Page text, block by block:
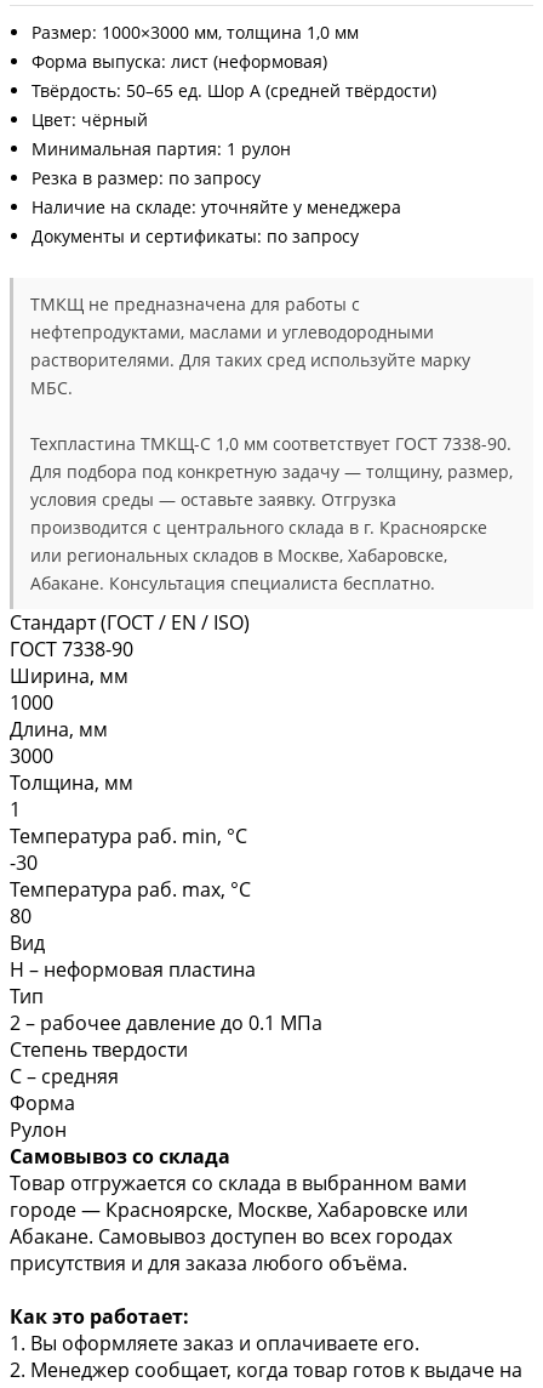
Размер: 1000×3000 мм, толщина 1,0 мм
Форма выпуска: лист (неформовая)
Твёрдость: 50–65 ед. Шор А (средней твёрдости)
Цвет: чёрный
Минимальная партия: 1 рулон
Резка в размер: по запросу
Наличие на складе: уточняйте у менеджера
Документы и сертификаты: по запросу
ТМКЩ не предназначена для работы с
нефтепродуктами, маслами и углеводородными
растворителями. Для таких сред используйте марку
МБС.
Техпластина ТМКЩ-С 1,0 мм соответствует ГОСТ 7338-90.
Для подбора под конкретную задачу — толщину, размер,
условия среды — оставьте заявку. Отгрузка
производится с центрального склада в г. Красноярске
или региональных складов в Москве, Хабаровске,
Абакане. Консультация специалиста бесплатно.
Стандарт (ГОСТ / EN / ISO)
ГОСТ 7338-90
Ширина, мм
1000
Длина, мм
3000
Толщина, мм
1
Температура раб. min, °C
-30
Температура раб. max, °C
80
Вид
Н – неформовая пластина
Тип
2 – рабочее давление до 0.1 МПа
Степень твердости
С – средняя
Форма
Рулон
Самовывоз со склада
Товар отгружается со склада в выбранном вами
городе — Красноярске, Москве, Хабаровске или
Абакане. Самовывоз доступен во всех городах
присутствия и для заказа любого объёма.
Как это работает:
1. Вы оформляете заказ и оплачиваете его.
2. Менеджер сообщает, когда товар готов к выдаче на